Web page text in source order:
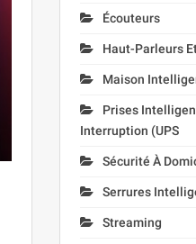
Écouteurs
Haut-Parleurs
Maison
Prises
Interruption (UPS
Sécurité À
Serrures
Streaming